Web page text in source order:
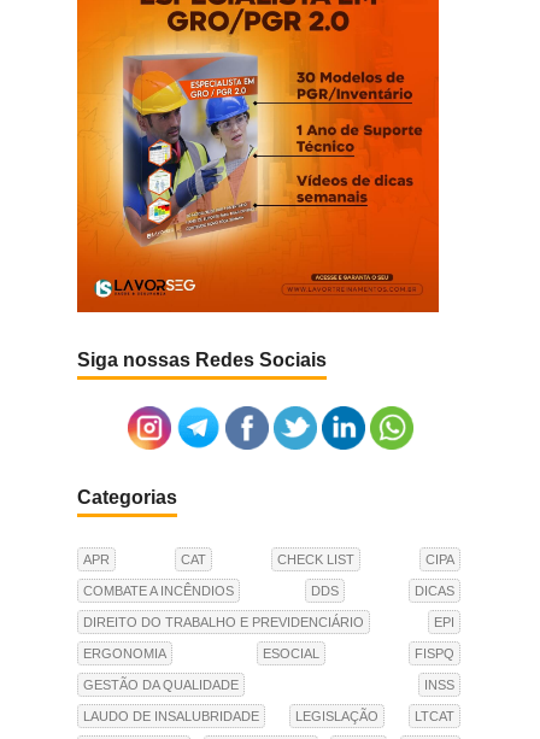
Siga nossas Redes Sociais
Categorias
APR CAT CHECK LIST CIPA
COMBATE A INCÊNDIOS DDS DICAS
DIREITO DO TRABALHO E PREVIDENCIÁRIO EPI
ERGONOMIA ESOCIAL FISPQ
GESTÃO DA QUALIDADE INSS
LAUDO DE INSALUBRIDADE LEGISLAÇÃO LTCAT